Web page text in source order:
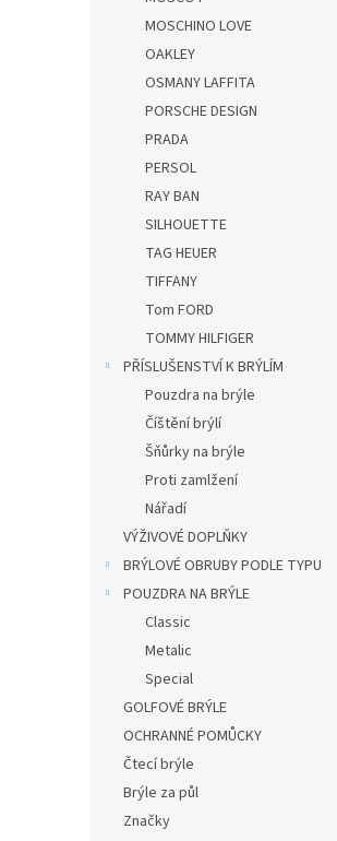
MOSCHINO LOVE
OAKLEY
OSMANY LAFFITA
PORSCHE DESIGN
PRADA
PERSOL
RAY BAN
SILHOUETTE
TAG HEUER
TIFFANY
Tom FORD
TOMMY HILFIGER
PŘÍSLUŠENSTVÍ K BRÝLÍM
Pouzdra na brýle
Číštění brýlí
Šňůrky na brýle
Proti zamlžení
Nářadí
VÝŽIVOVÉ DOPLŇKY
BRÝLOVÉ OBRUBY PODLE TYPU
POUZDRA NA BRÝLE
Classic
Metalic
Special
GOLFOVÉ BRÝLE
OCHRANNÉ POMŮCKY
Čtecí brýle
Brýle za půl
Značky